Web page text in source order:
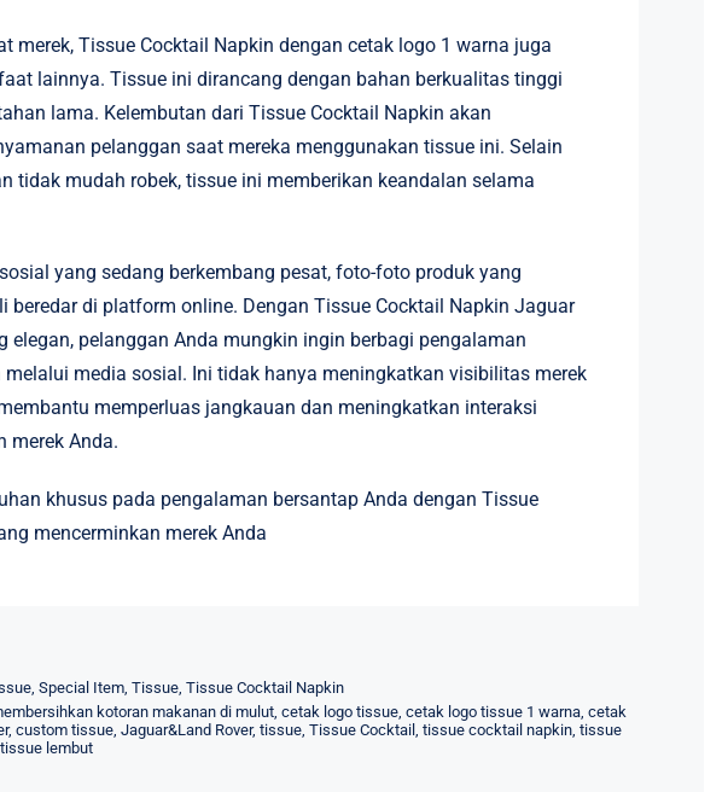
merek, Tissue Cocktail Napkin dengan cetak logo 1 warna juga
lainnya. Tissue ini dirancang dengan bahan berkualitas tinggi
lama. Kelembutan dari Tissue Cocktail Napkin akan
pelanggan saat mereka menggunakan tissue ini. Selain
tidak mudah robek, tissue ini memberikan keandalan selama
yang sedang berkembang pesat, foto-foto produk yang
beredar di platform online. Dengan Tissue Cocktail Napkin Jaguar
elegan, pelanggan Anda mungkin ingin berbagi pengalaman
melalui media sosial. Ini tidak hanya meningkatkan visibilitas merek
memperluas jangkauan dan meningkatkan interaksi
merek Anda.
khusus pada pengalaman bersantap Anda dengan Tissue
mencerminkan merek Anda
, Special Item, Tissue, Tissue Cocktail Napkin
kotoran makanan di mulut, cetak logo tissue, cetak logo tissue 1 warna, cetak
, custom tissue, Jaguar&Land Rover, tissue, Tissue Cocktail , tissue cocktail napkin, tissue
tissue lembut